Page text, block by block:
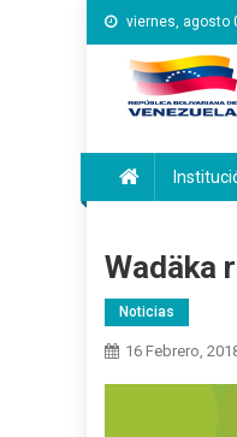
Saltar
al
contenido
viernes, agosto
Inces
Wadäka
Noticias
16 Febrero,